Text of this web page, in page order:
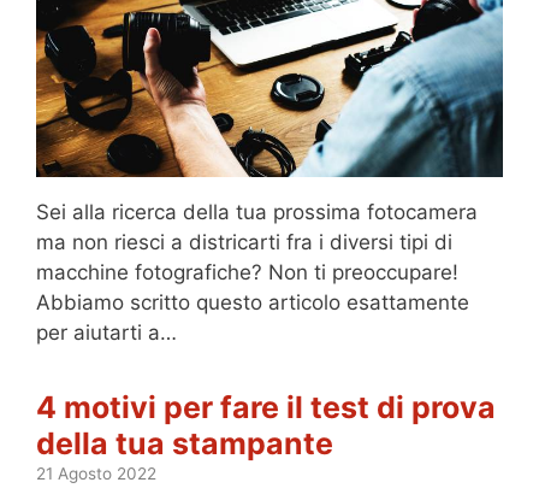
Sei alla ricerca della tua prossima fotocamera
ma non riesci a districarti fra i diversi tipi di
macchine fotografiche? Non ti preoccupare!
Abbiamo scritto questo articolo esattamente
per aiutarti a…
4 motivi per fare il test di prova
della tua stampante
21 Agosto 2022